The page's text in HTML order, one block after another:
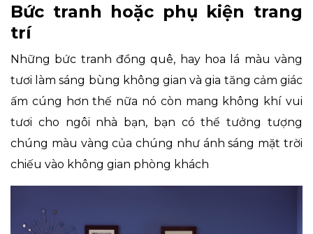
Bức tranh hoặc phụ kiện trang
trí
Những bức tranh đồng quê, hay hoa lá màu vàng
tươi làm sáng bùng không gian và gia tăng cảm giác
ấm cúng hơn thế nữa nó còn mang không khí vui
tươi cho ngôi nhà bạn, bạn có thể tưởng tượng
chúng màu vàng của chúng như ánh sáng mặt trời
chiếu vào không gian phòng khách